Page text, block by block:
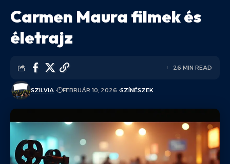
Carmen Maura filmek és
életrajz
SZILVIA FEBRUÁR 10, 2026 SZÍNÉSZEK
26 MIN READ